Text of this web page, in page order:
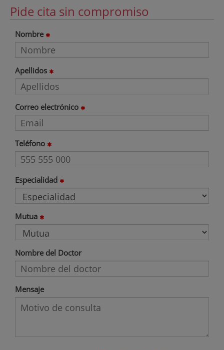
Pide cita sin compromiso
Nombre
Apellidos
Correo electrónico
Teléfono
Especialidad
Mutua
Nombre del Doctor
Mensaje